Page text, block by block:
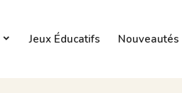
Jeux Éducatifs Nouveautés